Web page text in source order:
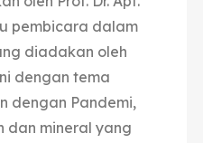
pembicara dalam
diadakan oleh
dengan tema
dengan Pandemi,
dan mineral yang